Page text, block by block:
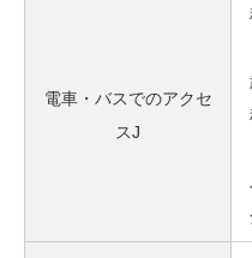
電車・バスでのアクセ
スJ